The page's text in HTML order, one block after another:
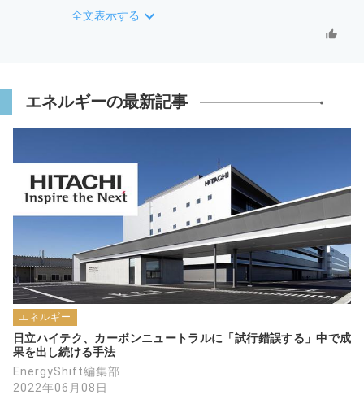
も、太陽光ばかり増やしても、結局出力抑制
がボトルネックになってしまいます。再エネ
の分析も合わせて行わなければ議論が行き詰
ってしまいます。
いうことになりかねず、ますます世界の潮流
から遅れるばかりです。
ソーラーシェアリングに適した太陽光モジュ
ールは、ペロブスカイトのように軽量フレキ
シブルであるだけでなく、円筒形状がより望
ましいと考えます。円筒形状であれば、セル
フクリーニングが可能となり、また積雪にも
し、モジュールが南向きに傾斜している必要
もありません。
（軽量でフレキシブルであれば、形状の自由
全文表示する
エネルギーの最新記事
エネルギー
日立ハイテク、カーボンニュートラルに「試行錯誤する」中で成
果を出し続ける手法
EnergyShift編集部
2022年06月08日